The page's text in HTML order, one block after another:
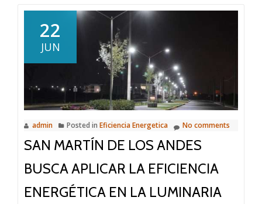
“CHALLENGE
PARA
JOVENES
DE
NUESTRA
CIUDAD
22
JUN
admin Posted in Eficiencia Energetica No comments
SAN MARTÍN DE LOS ANDES
BUSCA APLICAR LA EFICIENCIA
ENERGÉTICA EN LA LUMINARIA